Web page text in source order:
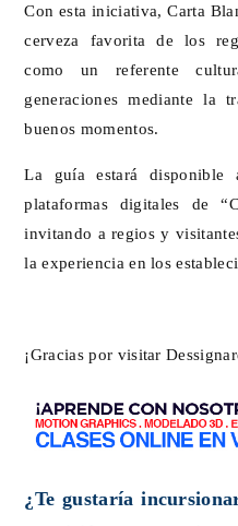
Con esta iniciativa, Carta
cerveza favorita de los
como un referente
generaciones mediante la
buenos momentos.
La guía estará
plataformas digitales de
invitando a regios y
la experiencia en los
¡Gracias por visitar
¿Te gustaría